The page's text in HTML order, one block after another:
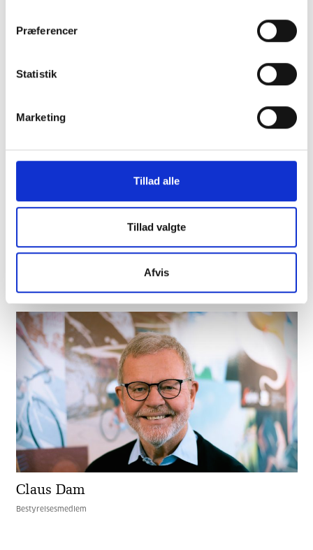
Præferencer
Statistik
Marketing
Tillad alle
Tillad valgte
Afvis
Partner
Martin Daniel Nielsen
Partner
Claus Dam
Bestyrelsesmedlem